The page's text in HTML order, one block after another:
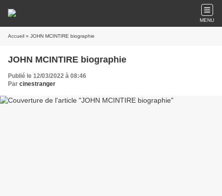
MENU
Accueil » JOHN MCINTIRE biographie
JOHN MCINTIRE biographie
Publié le 12/03/2022 à 08:46
Par cinestranger